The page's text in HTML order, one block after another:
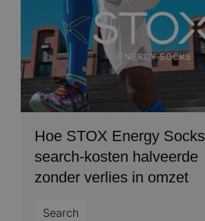
Hoe STOX Energy Socks
search-kosten halveerde
zonder verlies in omzet
Search